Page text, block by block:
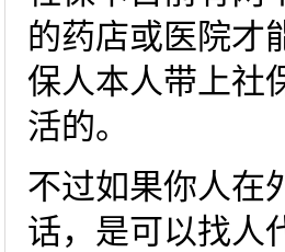
的药店或医院才
保人本人带上社
活的。
不过如果你人在
话，是可以找人